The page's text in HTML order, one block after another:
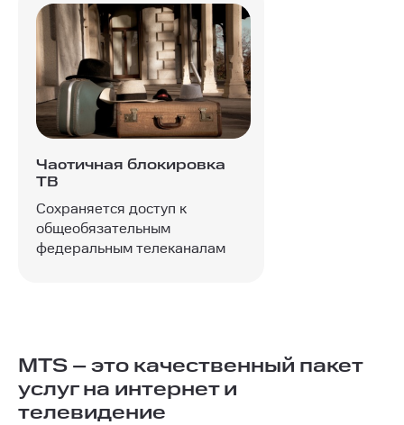
Частичная блокировка
ТВ
Сохраняется доступ к
общеобязательным
федеральным телеканалам
MTS – это качественный пакет
услуг на интернет и
телевидение